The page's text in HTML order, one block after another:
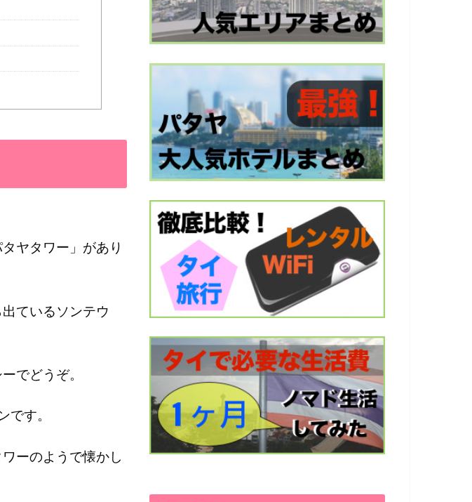
ヤタワー」があり
ているソンテウ
でどうぞ。
です。
ーのようで懐かし